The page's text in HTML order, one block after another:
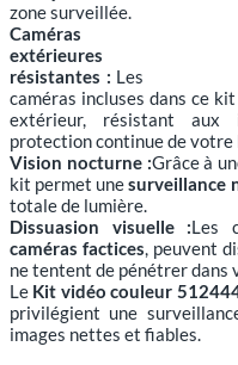
zone surveillée.
Caméras
extérieures
résistantes : Les
caméras incluses dans ce
extérieur, résistant aux
protection continue de
Vision nocturne :Grâce à
kit permet unesurveillance
totale de lumière.
Dissuasion visuelle :Les
caméras factices, peuvent
ne tentent de pénétrer dans
Le Kit vidéo couleur
privilégient une
images nettes et fiables.